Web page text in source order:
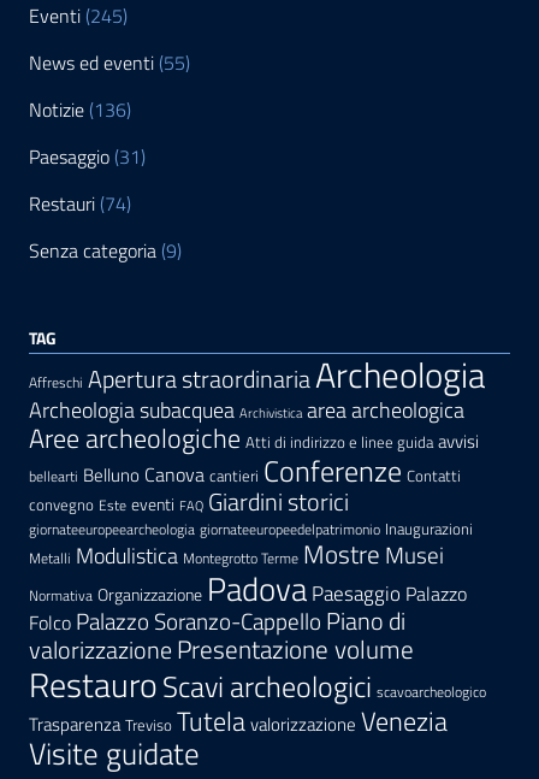
Eventi (245)
News ed eventi (55)
Notizie (136)
Paesaggio (31)
Restauri (74)
Senza categoria (9)
TAG
Affreschi Apertura straordinariaArcheologia
Archeologia subacquea Archivistica area archeologica
Aree archeologiche Atti di indirizzo e linee guida avvisi
bellearti Belluno Canova cantieri Conferenze Contatti
convegno Este eventi FAQ Giardini storici
giornateeuropeearcheologia giornateeuropeedelpatrimonio Inaugurazioni
Metalli Modulistica Montegrotto Terme Mostre Musei
Normativa Organizzazione PadovaPaesaggio Palazzo
Folco Palazzo Soranzo-Cappello Piano di
valorizzazionePresentazione volume
RestauroScavi archeologici scavoarcheologico
Trasparenza Treviso Tutelavalorizzazione Venezia
Visite guidate